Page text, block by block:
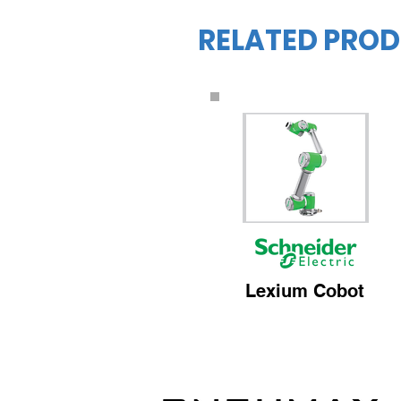
RELATED
Lexium Cobot